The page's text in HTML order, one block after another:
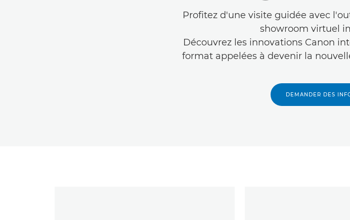
Profitez d'une visite guidée avec
showroom virtuel
Découvrez les innovations Canon
format appelées à devenir la
DEMANDER DES